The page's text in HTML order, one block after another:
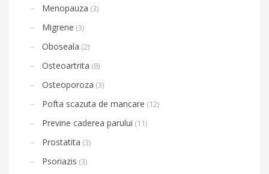
Menopauza (3)
Migrene (3)
Oboseala (2)
Osteoartrita (8)
Osteoporoza (3)
Pofta scazuta de mancare (12)
Previne caderea parului (11)
Prostatita (3)
Psoriazis (3)